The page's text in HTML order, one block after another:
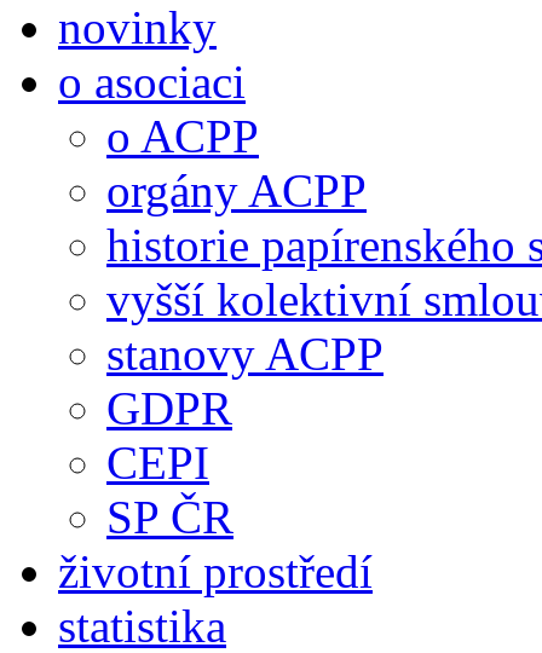
novinky
o asociaci
o ACPP
orgány ACPP
historie papírenského
vyšší kolektivní
stanovy ACPP
GDPR
CEPI
SP ČR
životní prostředí
statistika